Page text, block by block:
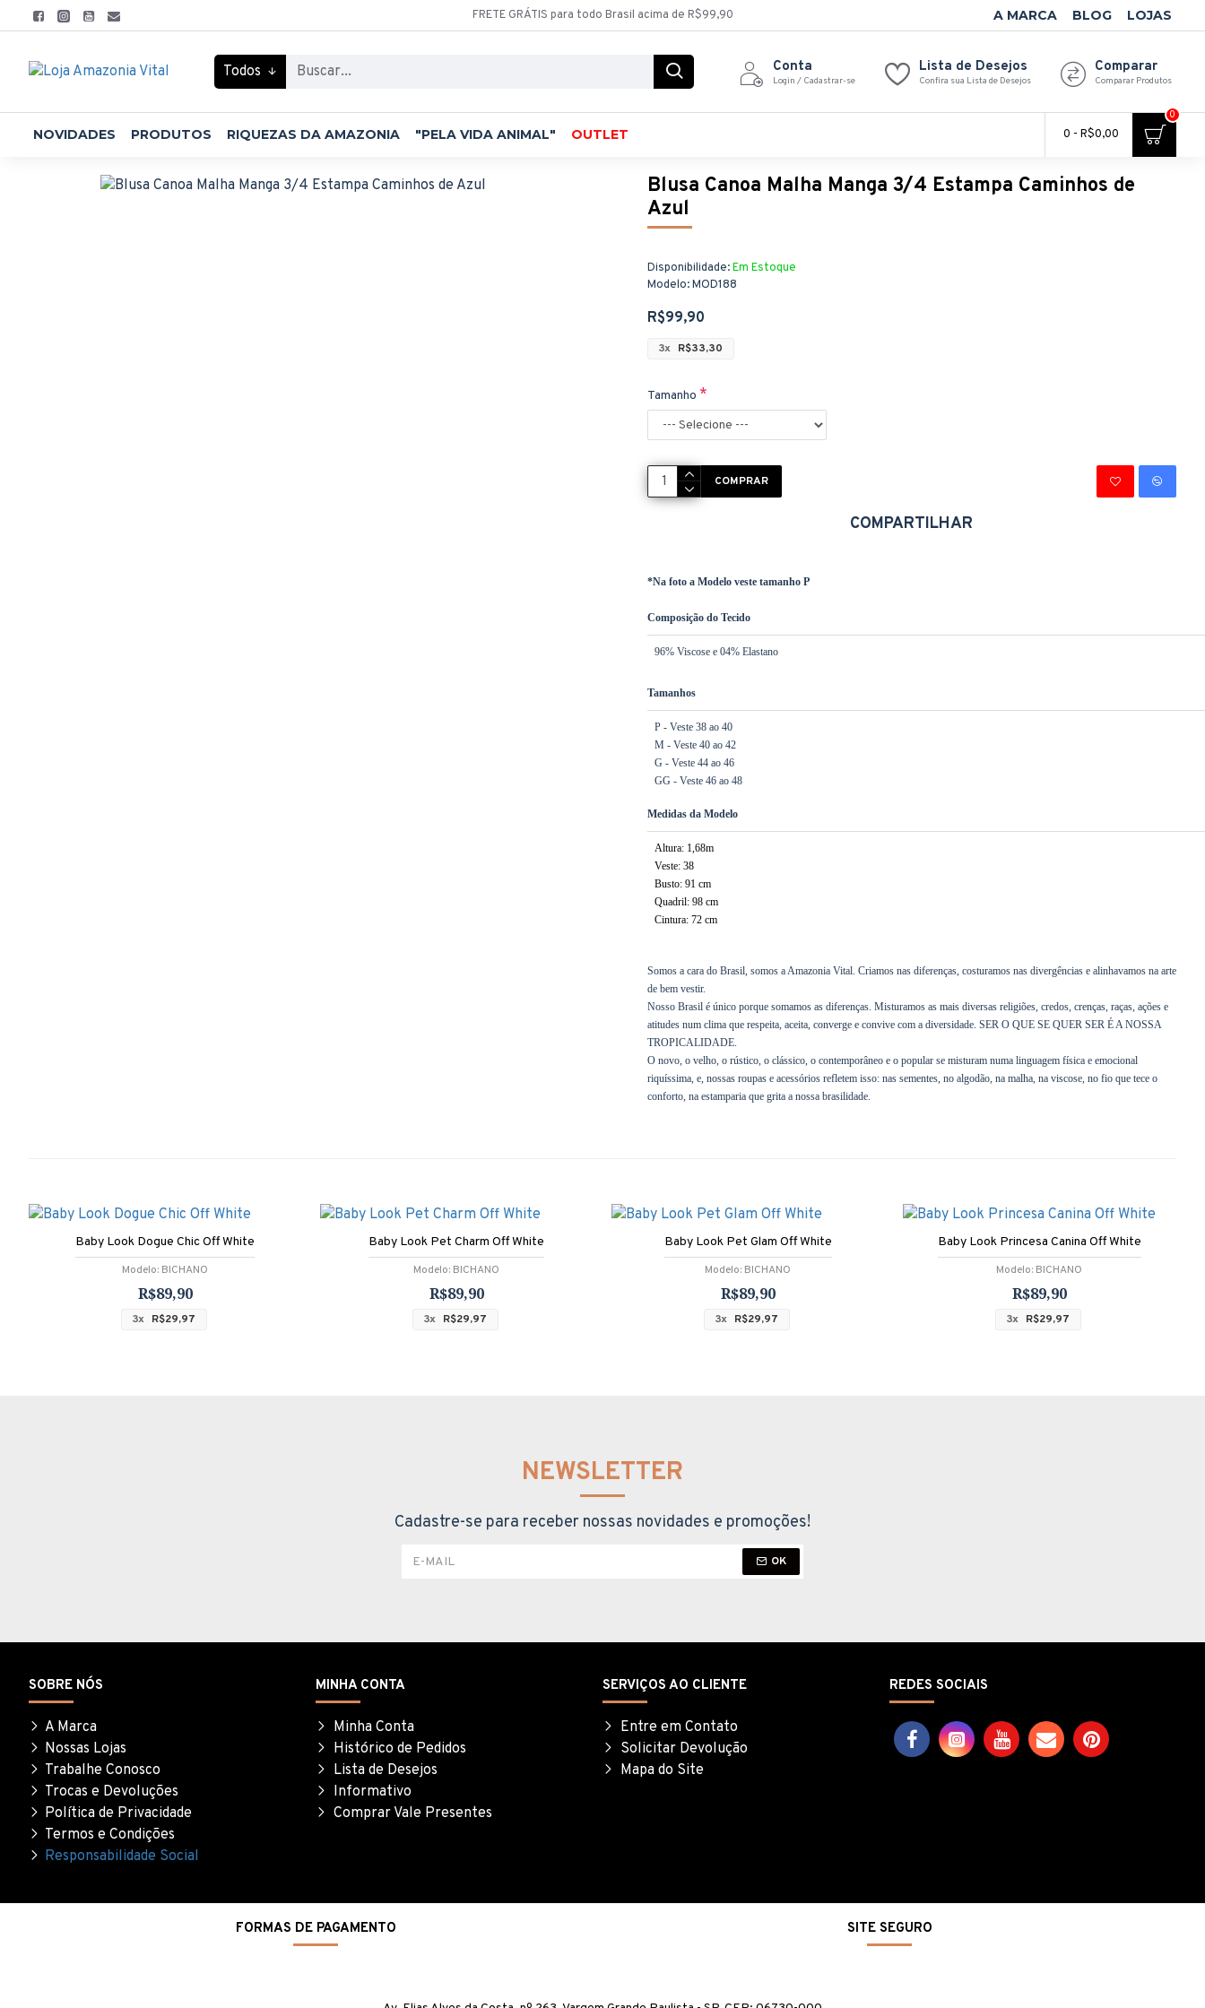
FRETE GRÁTIS para todo Brasil acima de R$99,90 A MARCA BLOG LOJAS
Todos Conta
Login / Cadastrar-se
Lista de Desejos
Confira sua Lista de Desejos
Comparar
Comparar Produtos
NOVIDADES PRODUTOS RIQUEZAS DA AMAZONIA "PELA VIDA ANIMAL" OUTLET 0 - R$0,00
0
Blusa Canoa Malha Manga 3/4 Estampa Caminhos de
Azul
Disponibilidade:Em Estoque
Modelo:MOD188
R$99,90
3x R$33,30
Tamanho
COMPRAR
COMPARTILHAR
*Na foto a Modelo veste tamanho P
Composição do Tecido
96% Viscose e 04% Elastano
Tamanhos
P - Veste 38 ao 40
M - Veste 40 ao 42
G - Veste 44 ao 46
GG - Veste 46 ao 48
Medidas da Modelo
Altura: 1,68m
Veste: 38
Busto: 91 cm
Quadril: 98 cm
Cintura: 72 cm
Somos a cara do Brasil, somos a Amazonia Vital. Criamos nas diferenças, costuramos nas divergências e alinhavamos na arte
de bem vestir.
Nosso Brasil é único porque somamos as diferenças. Misturamos as mais diversas religiões, credos, crenças, raças, ações e
atitudes num clima que respeita, aceita, converge e convive com a diversidade. SER O QUE SE QUER SER É A NOSSA
TROPICALIDADE.
O novo, o velho, o rústico, o clássico, o contemporâneo e o popular se misturam numa linguagem física e emocional
riquíssima, e, nossas roupas e acessórios refletem isso: nas sementes, no algodão, na malha, na viscose, no fio que tece o
conforto, na estamparia que grita a nossa brasilidade.
Modelo: BICHANO
Baby Look Dogue Chic Off White
R$89,90
3x R$29,97
Modelo: BICHANO
Baby Look Pet Charm Off White
R$89,90
3x R$29,97
Modelo: BICHANO
Baby Look Pet Glam Off White
R$89,90
3x R$29,97
Modelo: BICHANO
Baby Look Princesa Canina Off White
R$89,90
3x R$29,97
NEWSLETTER
Cadastre-se para receber nossas novidades e promoções!
OK
SOBRE NÓS
A Marca
Nossas Lojas
Trabalhe Conosco
Trocas e Devoluções
Política de Privacidade
Termos e Condições
Responsabilidade Social
MINHA CONTA
Minha Conta
Histórico de Pedidos
Lista de Desejos
Informativo
Comprar Vale Presentes
SERVIÇOS AO CLIENTE
Entre em Contato
Solicitar Devolução
Mapa do Site
REDES SOCIAIS
FORMAS DE PAGAMENTO SITE SEGURO